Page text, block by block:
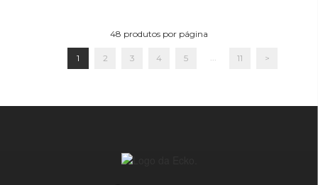
48 produtos por página
1 2 3 4 5 ... 11 >